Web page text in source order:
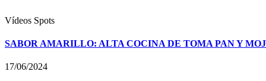
Vídeos Spots
SABOR AMARILLO: ALTA COCINA DE TOMA PAN Y
17/06/2024